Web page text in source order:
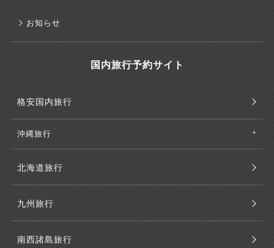
お知らせ
国内旅行予約サイト
格安国内旅行
沖縄旅行
北海道旅行
九州旅行
南西諸島旅行